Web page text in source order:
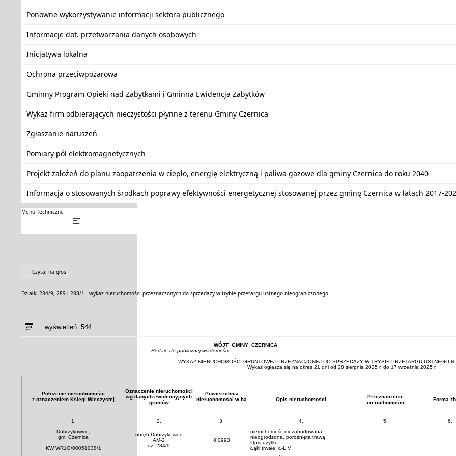
Ponowne wykorzystywanie informacji sektora publicznego
Informacje dot. przetwarzania danych osobowych
Inicjatywa lokalna
Ochrona przeciwpożarowa
Gminny Program Opieki nad Zabytkami i Gminna Ewidencja Zabytków
Wykaz firm odbierających nieczystości płynne z terenu Gminy Czernica
Zgłaszanie naruszeń
Pomiary pól elektromagnetycznych
Projekt założeń do planu zaopatrzenia w ciepło, energię elektryczną i paliwa gazowe dla gminy Czernica do roku 2040
Informacja o stosowanych środkach poprawy efektywności energetycznej stosowanej przez gminę Czernica w latach 2017-
Menu Techniczne
Czytaj na głos
Działki 284/9, 289 i 288/1 - wykaz nieruchomości przeznaczonych do sprzedaży w trybie przetargu ustnego nieograniczonego
wyświetleń: 544
WÓJT GMINY CZERNICA
Podaje do publicznej wiadomości
WYKAZ NIERUCHOMOŚCI GRUNTOWEJ PRZEZNACZONEJ DO SPRZEDAŻY W TRYBIE PRZETARGU USTNEGO
Wykaz ogłasza się na okres 21 dni od 28 sierpnia 2025 r. do 17 września 2025 r.
Położenie nieruchomości
z oznaczeniem Księgi Wieczystej
Oznaczenie nieruchomości
wg danych ewidencyjnych
gruntów
Powierzchnia
nieruchomości w ha
Opis nieruchomości
Przeznaczenie
nieruchomości
Forma
1. 2. 3. 4. 5.
6.
Dobrzykowice,
gm. Czernica
KW WR1O/00051038/1
obręb Dobrzykowice
AM-2
dz. 284/9
8,0993
nieruchomość niezabudowana,
nieogrodzona, porośnięta trawą
Opis użytku:
Łąki trwałe: Ł-ŁIV